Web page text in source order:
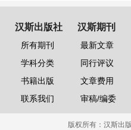
汉斯出版社
所有期刊
学科分类
书籍出版
联系我们
汉斯期刊
最新文章
同行评议
文章费用
审稿/编委
版权所有： 汉斯出